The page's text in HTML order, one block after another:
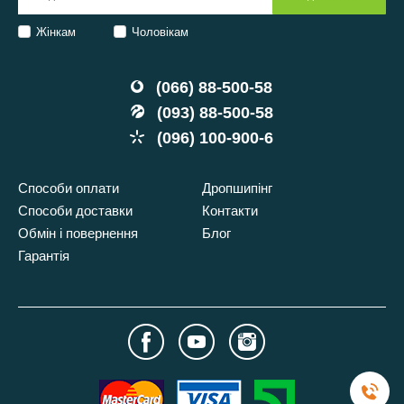
(066) 88-500-58
(093) 88-500-58
(096) 100-900-6
Способи оплати
Способи доставки
Обмін і повернення
Гарантія
Дропшипінг
Контакти
Блог
Жінкам Чоловікам